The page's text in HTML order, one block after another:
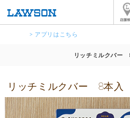
> アプリはこちら
リッチミルクバー
リッチミルクバー 8本入